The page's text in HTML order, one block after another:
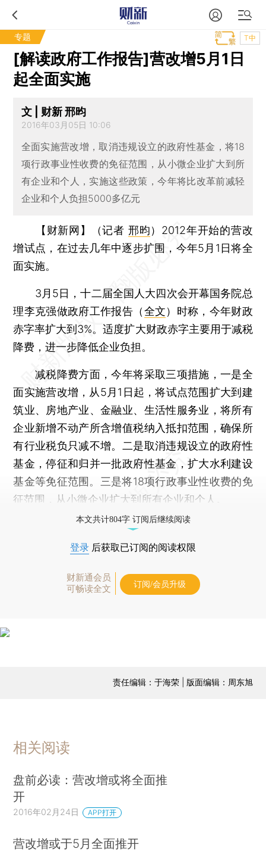
专题 T中
[解读政府工作报告]营改增5月1日
起全面实施
文 | 财新 邢昀
2016年03月05日 10:06
全面实施营改增，取消违规设立的政府性基金，将18
项行政事业性收费的免征范围，从小微企业扩大到所
有企业和个人，实施这些政策，今年将比改革前减轻
企业和个人负担5000多亿元
【财新网】（记者 邢昀） 2012年开始的营改
增试点，在过去几年中逐步扩围，今年5月1日将全
面实施。
3月5日，十二届全国人大四次会开幕国务院总
理李克强做政府工作报告（全文）时称，今年财政
赤字率扩大到3%。适度扩大财政赤字主要用于减税
降费，进一步降低企业负担。
减税降费方面，今年将采取三项措施，一是全
面实施营改增，从5月1日起，将试点范围扩大到建
筑业、房地产业、金融业、生活性服务业，将所有
企业新增不动产所含增值税纳入抵扣范围，确保所
有行业税负只减不增。二是取消违规设立的政府性
基金，停征和归并一批政府性基金，扩大水利建设
基金等免征范围。三是将18项行政事业性收费的免
征范围，从小微企业扩大到所有企业和个人。
本文共计804字 订阅后继续阅读
登录 后获取已订阅的阅读权限
财新通会员
可畅读全文
订阅/会员升级
责任编辑：于海荣 | 版面编辑：周东旭
相关阅读
盘前必读：营改增或将全面推
开
2016年02月24日 APP打开
营改增或于5月全面推开